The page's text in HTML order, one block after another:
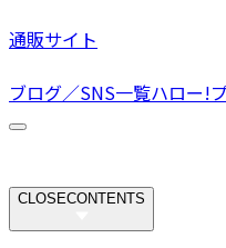
通販サイト
ブログ／SNS一覧ハロー!
CLOSECONTENTS